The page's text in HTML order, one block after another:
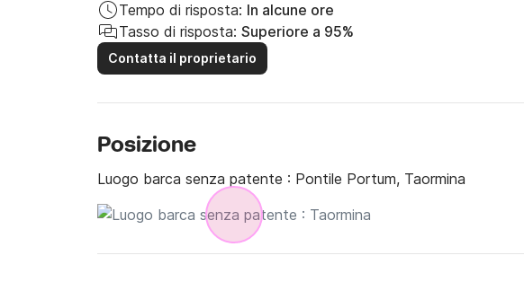
Tempo di risposta: In alcune ore
Tasso di risposta: Superiore a 95%
Contatta il proprietario
Posizione
Luogo barca senza patente : Pontile Portum, Taormina